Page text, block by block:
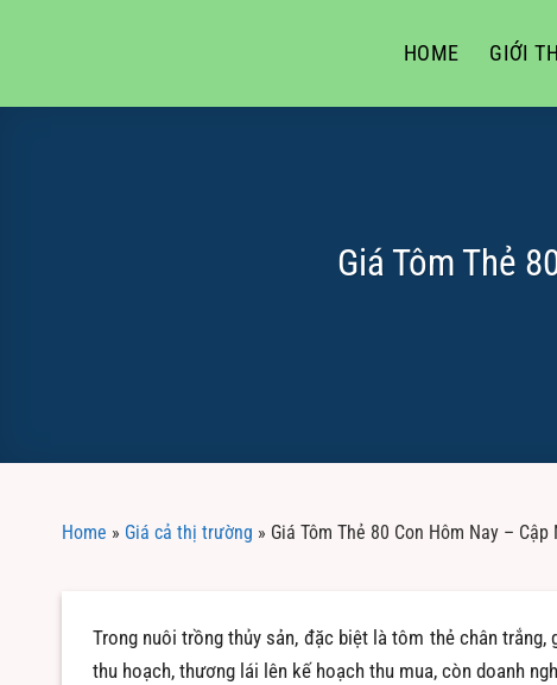
HOME GIỚI
Giá Tôm Thẻ
Home » Giá cả thị trường » Giá Tôm Thẻ 80 Con Hôm Nay –
Trong nuôi trồng thủy sản, đặc biệt là tôm thẻ chân
thu hoạch, thương lái lên kế hoạch thu mua, còn doanh